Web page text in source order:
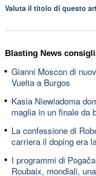
Valuta il titolo di questo
Blasting News
Gianni Moscon di
Vuelta a Burgos
Kasia Niewiadoma
maglia in un finale da
La confessione di
carriera il doping era
I programmi di
Roubaix, mondiali,